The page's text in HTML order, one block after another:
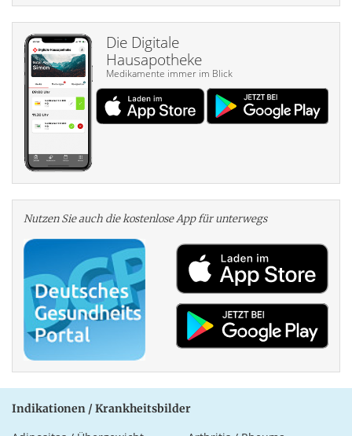
Die Digitale
Hausapotheke
Medikamente immer im Blick
Nutzen Sie auch die kosten­lose App für unterwegs
Indikationen / Krankheitsbilder